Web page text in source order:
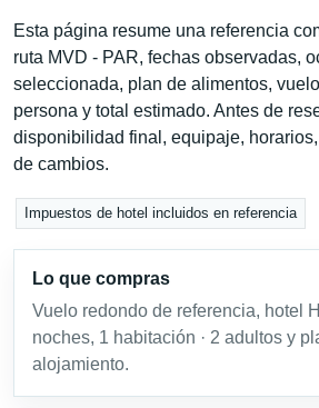
Esta página resume una referencia
ruta MVD - PAR, fechas observadas,
seleccionada, plan de alimentos,
persona y total estimado. Antes de
disponibilidad final, equipaje,
de cambios.
Impuestos de hotel incluidos en referencia
Lo que compras
Vuelo redondo de referencia, hotel
noches, 1 habitación · 2 adultos y
alojamiento.